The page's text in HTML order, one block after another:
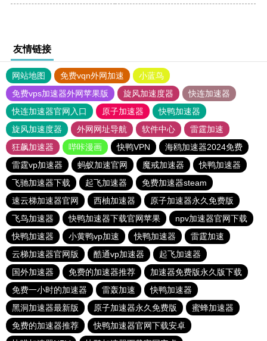
友情链接
网站地图 免费vqn外网加速
小蓝鸟
免费vps加速器外网苹果版
旋风加速度器
快连加速器
快连加速器官网入口
原子加速器
快鸭加速器
旋风加速度器
外网网址导航 软件中心
雷霆加速
狂飙加速器
哔咔漫画 快鸭VPN
海鸥加速器2024免费
雷霆vp加速器
蚂蚁加速官网 魔戒加速器
快鸭加速器
飞驰加速器下载
起飞加速器
免费加速器steam
速云梯加速器官网
西柚加速器
原子加速器永久免费版
飞鸟加速器
快鸭加速器下载官网苹果
npv加速器官网下载
快鸭加速器
小黄鸭vp加速 快鸭加速器
雷霆加速
云梯加速器官网版
酷通vp加速器
起飞加速器
国外加速器
免费的加速器推荐
加速器免费版永久版下载
免费一小时的加速器
雷轰加速
快鸭加速器
黑洞加速器最新版
原子加速器永久免费版
蜜蜂加速器
免费的加速器推荐
快鸭加速器官网下载安卓